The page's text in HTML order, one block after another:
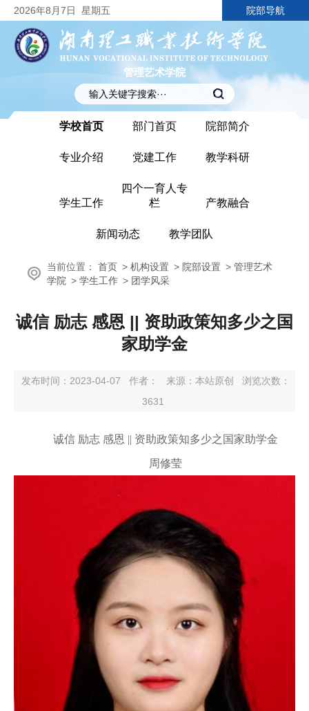
2026年8月7日 星期五 院部导航
管理艺术学院
学校首页 部门首页 院部简介
专业介绍 党建工作 教学科研
学生工作
四个一育人专
栏
产教融合
新闻动态 教学团队
当前位置： 首页 > 机构设置 > 院部设置 > 管理艺术
学院 > 学生工作 > 团学风采
诚信 励志 感恩 || 资助政策知多少之国
家助学金
发布时间：2023-04-07 作者： 来源：本站原创
浏览次数：
3631
诚信 励志 感恩 || 资助政策知多少之国家助学金
周修莹